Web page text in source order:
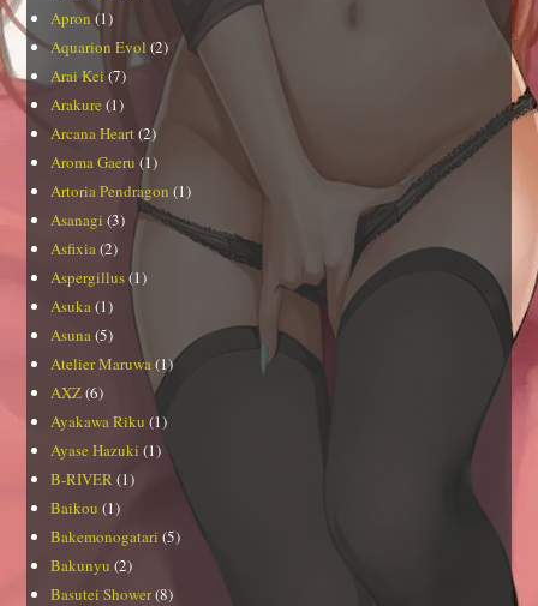
Apron(1)
Aquarion Evol (2)
Arai Kei (7)
Arakure (1)
Arcana Heart(2)
Aroma Gaeru (1)
Artoria Pendragon (1)
Asanagi (3)
Asfixia(2)
Aspergillus(1)
Asuka(1)
Asuna(5)
Atelier Maruwa(1)
AXZ(6)
Ayakawa Riku (1)
Ayase Hazuki (1)
B-RIVER(1)
Baikou (1)
Bakemonogatari (5)
Bakunyu (2)
Basutei Shower(8)